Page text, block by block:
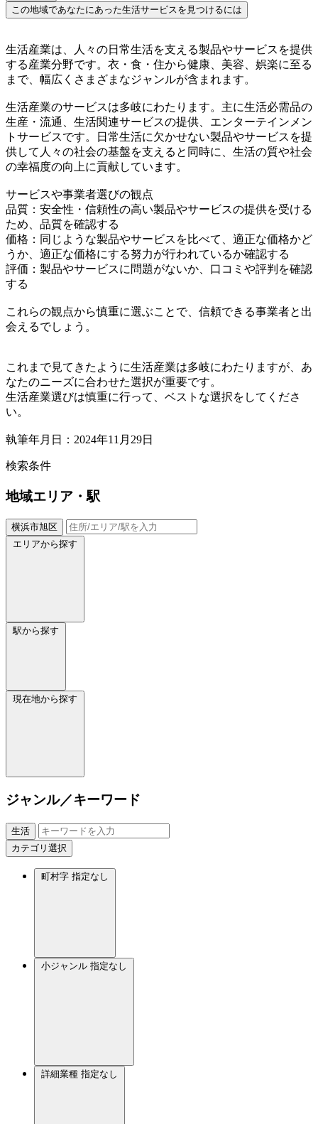
この地域であなたにあった生活サービスを見つけるには
生活産業は、人々の日常生活を支える製品やサービスを提供
する産業分野です。衣・食・住から健康、美容、娯楽に至る
まで、幅広くさまざまなジャンルが含まれます。
生活産業のサービスは多岐にわたります。主に生活必需品の
生産・流通、生活関連サービスの提供、エンターテインメン
トサービスです。日常生活に欠かせない製品やサービスを提
供して人々の社会の基盤を支えると同時に、生活の質や社会
の幸福度の向上に貢献しています。
サービスや事業者選びの観点
品質：安全性・信頼性の高い製品やサービスの提供を受ける
ため、品質を確認する
価格：同じような製品やサービスを比べて、適正な価格かど
うか、適正な価格にする努力が行われているか確認する
評価：製品やサービスに問題がないか、口コミや評判を確認
する
これらの観点から慎重に選ぶことで、信頼できる事業者と出
会えるでしょう。
これまで見てきたように生活産業は多岐にわたりますが、あ
なたのニーズに合わせた選択が重要です。
生活産業選びは慎重に行って、ベストな選択をしてくださ
い。
執筆年月日：2024年11月29日
検索条件
地域エリア・駅
横浜市旭区
エリアから探す
駅から探す
現在地から探す
ジャンル／キーワード
生活
カテゴリ選択
町村字 指定なし
小ジャンル 指定なし
詳細業種 指定なし